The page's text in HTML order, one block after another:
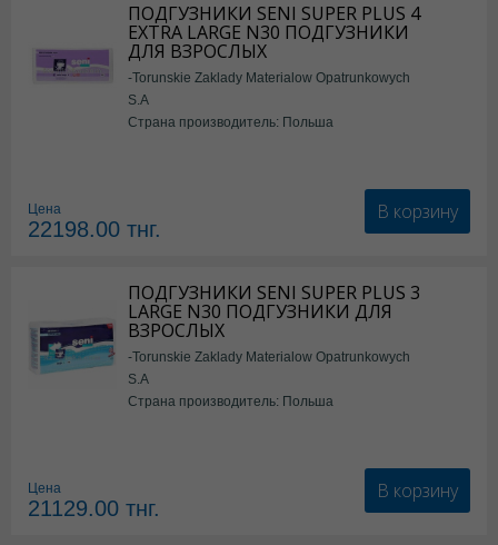
ПОДГУЗНИКИ SENI SUPER PLUS 4
EXTRA LARGE N30 ПОДГУЗНИКИ
ДЛЯ ВЗРОСЛЫХ
-Torunskie Zaklady Materialow Opatrunkowych
S.A
Страна производитель: Польша
Цена
22198.00 тнг.
В корзину
ПОДГУЗНИКИ SENI SUPER PLUS 3
LARGE N30 ПОДГУЗНИКИ ДЛЯ
ВЗРОСЛЫХ
-Torunskie Zaklady Materialow Opatrunkowych
S.A
Страна производитель: Польша
Цена
21129.00 тнг.
В корзину